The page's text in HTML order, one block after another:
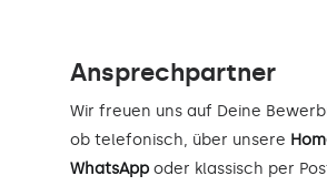
Ansprechpartner
Wir freuen uns auf Deine
ob telefonisch, über unsere
WhatsApp oder klassisch per